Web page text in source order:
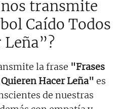
nos transmite
Caído Todos
Leña”?
la frase "Frases
Hacer Leña" es
de nuestras